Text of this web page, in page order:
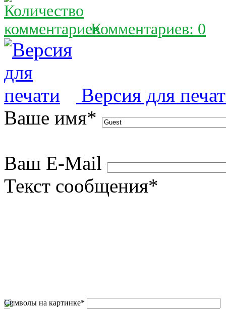
Комментариев: 0
Версия для
Ваше имя*
Ваш E-Mail
Текст сообщения*
Символы на картинке*